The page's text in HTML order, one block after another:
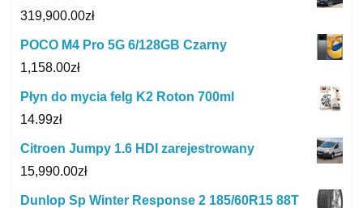
319,900.00zł
POCO M4 Pro 5G 6/128GB Czarny
1,158.00zł
Płyn do mycia felg K2 Roton 700ml
14.99zł
Citroen Jumpy 1.6 HDI zarejestrowany
15,990.00zł
Dunlop Sp Winter Response 2 185/60R15 88T